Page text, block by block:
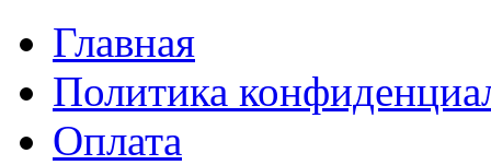
Главная
Политика
Оплата